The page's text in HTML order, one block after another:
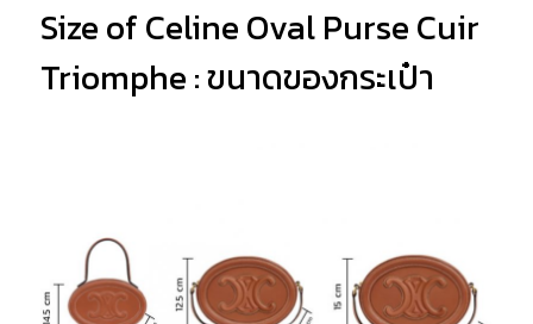
Size of Celine Oval Purse Cuir
Triomphe : ขนาดของกระเป๋า